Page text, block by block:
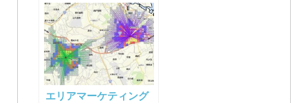
エリアマーケティング